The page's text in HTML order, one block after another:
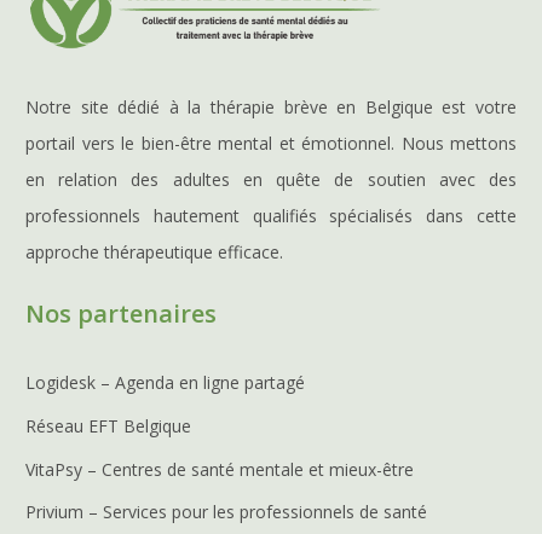
Notre site dédié à la thérapie brève en Belgique est votre
portail vers le bien-être mental et émotionnel. Nous mettons
en relation des adultes en quête de soutien avec des
professionnels hautement qualifiés spécialisés dans cette
approche thérapeutique efficace.
Nos partenaires
Logidesk – Agenda en ligne partagé
Réseau EFT Belgique
VitaPsy – Centres de santé mentale et mieux-être
Privium – Services pour les professionnels de santé